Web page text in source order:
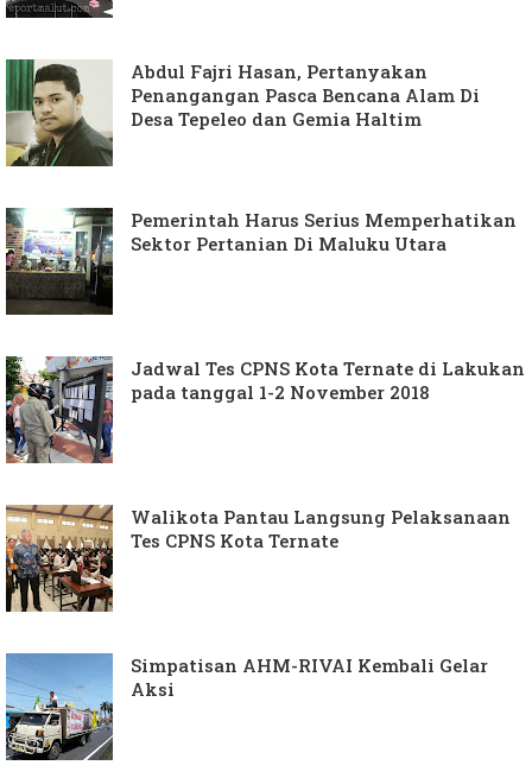
Abdul Fajri Hasan, Pertanyakan
Penangangan Pasca Bencana Alam Di
Desa Tepeleo dan Gemia Haltim
Pemerintah Harus Serius Memperhatikan
Sektor Pertanian Di Maluku Utara
Jadwal Tes CPNS Kota Ternate di Lakukan
pada tanggal 1-2 November 2018
Walikota Pantau Langsung Pelaksanaan
Tes CPNS Kota Ternate
Simpatisan AHM-RIVAI Kembali Gelar
Aksi